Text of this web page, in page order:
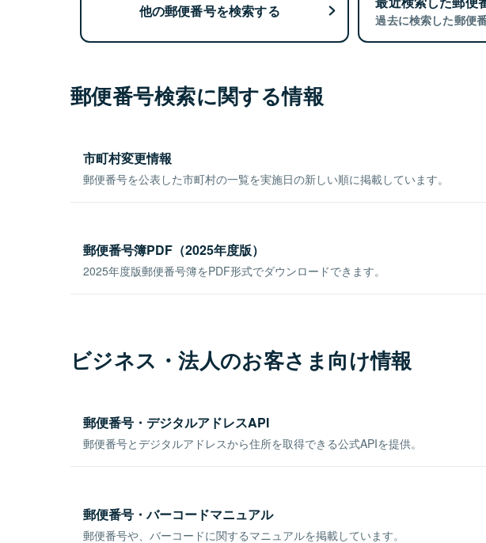
他の郵便番号を検索する
過去に検索した郵便
郵便番号検索に関する情報
市町村変更情報
郵便番号を公表した市町村の一覧を実施日の新しい順に掲載しています。
郵便番号簿PDF（2025年度版）
2025年度版郵便番号簿をPDF形式でダウンロードできます。
ビジネス・法人のお客さま向け情報
郵便番号・デジタルアドレスAPI
郵便番号とデジタルアドレスから住所を取得できる公式APIを提供。
郵便番号・バーコードマニュアル
郵便番号や、バーコードに関するマニュアルを掲載しています。